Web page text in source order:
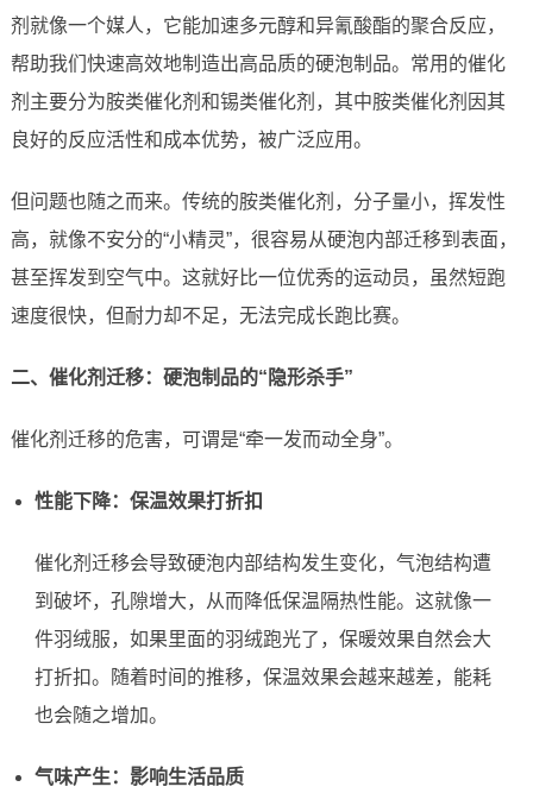
剂就像一个媒人，它能加速多元醇和异氰酸酯的聚合反应，
帮助我们快速高效地制造出高品质的硬泡制品。常用的催化
剂主要分为胺类催化剂和锡类催化剂，其中胺类催化剂因其
良好的反应活性和成本优势，被广泛应用。
但问题也随之而来。传统的胺类催化剂，分子量小，挥发性
高，就像不安分的“小精灵”，很容易从硬泡内部迁移到表面，
甚至挥发到空气中。这就好比一位优秀的运动员，虽然短跑
速度很快，但耐力却不足，无法完成长跑比赛。
二、催化剂迁移：硬泡制品的“隐形杀手”
催化剂迁移的危害，可谓是“牵一发而动全身”。
性能下降：保温效果打折扣
催化剂迁移会导致硬泡内部结构发生变化，气泡结构遭
到破坏，孔隙增大，从而降低保温隔热性能。这就像一
件羽绒服，如果里面的羽绒跑光了，保暖效果自然会大
打折扣。随着时间的推移，保温效果会越来越差，能耗
也会随之增加。
气味产生：影响生活品质